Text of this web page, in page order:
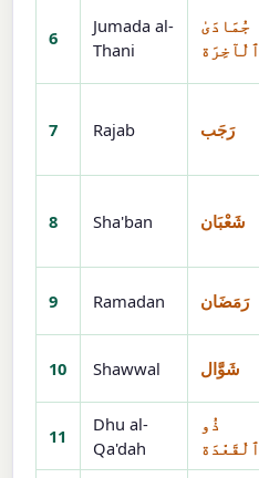
6
Jumada al-
Thani
جُمَادَىٰ
ٱلْآخِرَة
7 Rajab رَجَب
8 Sha'ban شَعْبَان
9 Ramadan رَمَضَان
10 Shawwal شَوَّال
11
Dhu al-
Qa'dah
ذُو
ٱلْقَعْدَة